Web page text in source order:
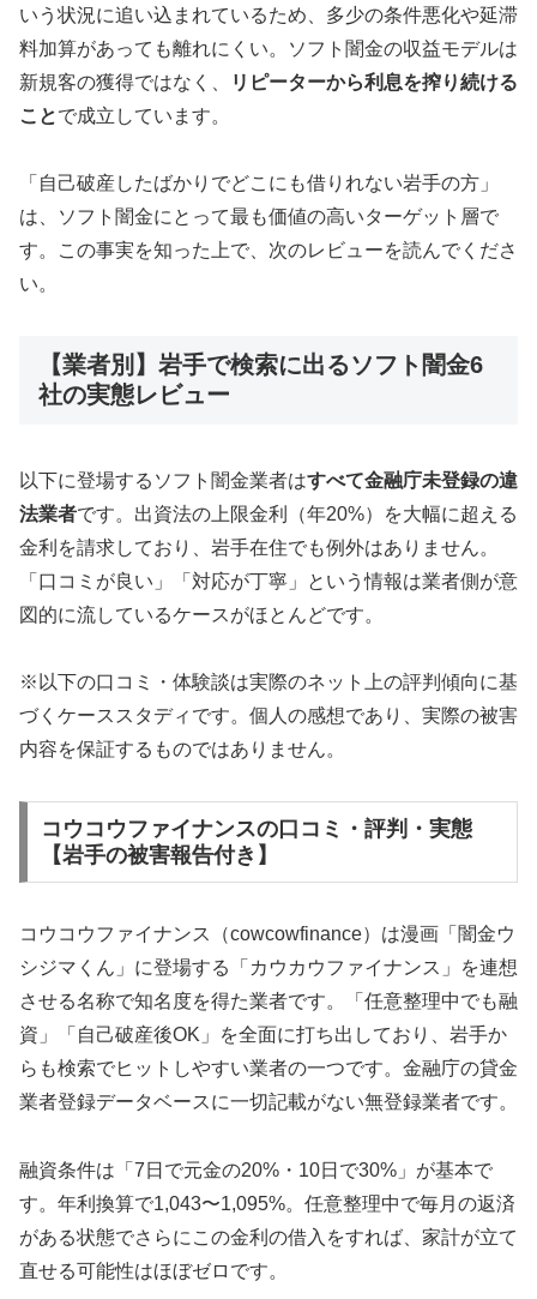
いう状況に追い込まれているため、多少の条件悪化や延滞
料加算があっても離れにくい。ソフト闇金の収益モデルは
新規客の獲得ではなく、
リピーターから利息を搾り続ける
ことで成立しています。
「自己破産したばかりでどこにも借りれない岩手の方」
は、ソフト闇金にとって最も価値の高いターゲット層で
す。この事実を知った上で、次のレビューを読んでくださ
い。
【業者別】岩手で検索に出るソフト闇金6
社の実態レビュー
以下に登場するソフト闇金業者はすべて金融庁未登録の違
法業者です。出資法の上限金利（年20%）を大幅に超える
金利を請求しており、岩手在住でも例外はありません。
「口コミが良い」「対応が丁寧」という情報は業者側が意
図的に流しているケースがほとんどです。
※以下の口コミ・体験談は実際のネット上の評判傾向に基
づくケーススタディです。個人の感想であり、実際の被害
内容を保証するものではありません。
コウコウファイナンスの口コミ・評判・実態
【岩手の被害報告付き】
コウコウファイナンス（cowcowfinance）は漫画「闇金ウ
シジマくん」に登場する「カウカウファイナンス」を連想
させる名称で知名度を得た業者です。「任意整理中でも融
資」「自己破産後OK」を全面に打ち出しており、岩手か
らも検索でヒットしやすい業者の一つです。金融庁の貸金
業者登録データベースに一切記載がない無登録業者です。
融資条件は「7日で元金の20%・10日で30%」が基本で
す。年利換算で1,043〜1,095%。任意整理中で毎月の返済
がある状態でさらにこの金利の借入をすれば、家計が立て
直せる可能性はほぼゼロです。